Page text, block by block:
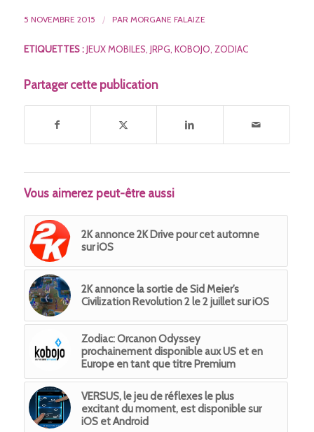
5 NOVEMBRE 2015 / PAR MORGANE FALAIZE
ETIQUETTES : JEUX MOBILES, JRPG, KOBOJO, ZODIAC
Partager cette publication
Vous aimerez peut-être aussi
2K annonce 2K Drive pour cet automne
sur iOS
2K annonce la sortie de Sid Meier’s
Civilization Revolution 2 le 2 juillet sur iOS
Zodiac: Orcanon Odyssey
prochainement disponible aux US et en
Europe en tant que titre Premium
VERSUS, le jeu de réflexes le plus
excitant du moment, est disponible sur
iOS et Android